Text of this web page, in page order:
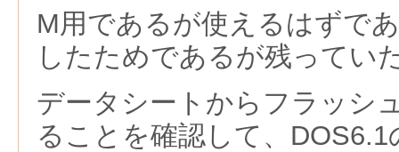
M用であるが使えるはずで
したためであるが残ってい
データシートからフラッシ
ることを確認して、